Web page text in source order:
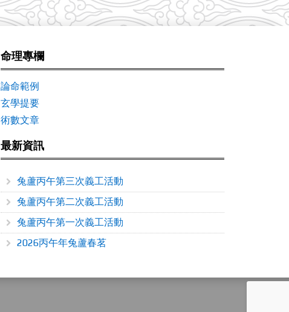
命理專欄
論命範例
玄學提要
術數文章
最新資訊
兔蘆丙午第三次義工活動
兔蘆丙午第二次義工活動
兔蘆丙午第一次義工活動
2026丙午年兔蘆春茗